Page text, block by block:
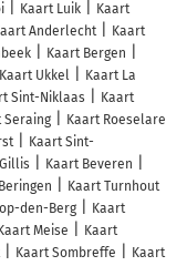
Kaart Luik
Kaart
Anderlecht
Kaart
Kaart Bergen
Kaart Ukkel
Kaart La
Sint-Niklaas
Kaart
Seraing
Kaart Roeselare
Kaart Sint-
Kaart Beveren
Kaart Turnhout
den-Berg
Kaart
Kaart Meise
Kaart
Kaart Sombreffe
Kaart